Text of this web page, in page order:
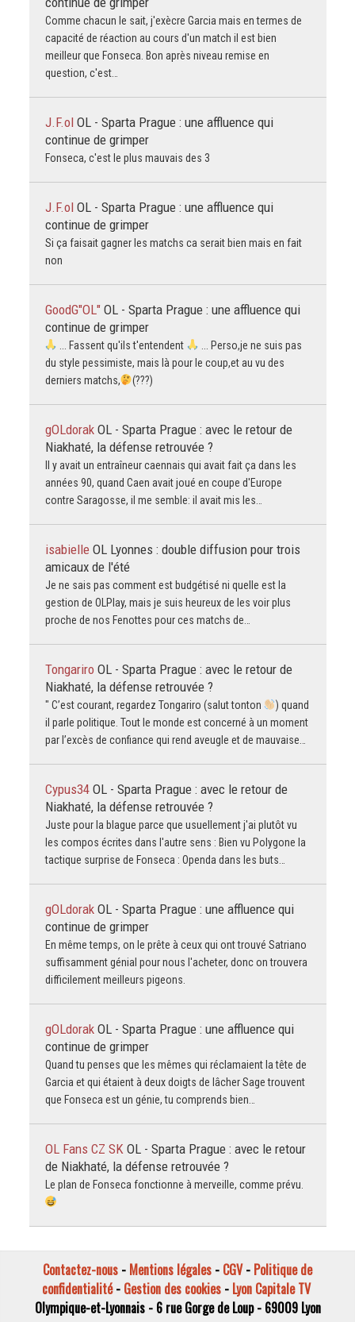
Comme chacun le sait, j'exècre Garcia mais en termes de
capacité de réaction au cours d'un match il est bien
meilleur que Fonseca. Bon après niveau remise en
question, c'est…
J.F.ol OL - Sparta Prague : une affluence qui
continue de grimper
Fonseca, c'est le plus mauvais des 3
J.F.ol OL - Sparta Prague : une affluence qui
continue de grimper
Si ça faisait gagner les matchs ca serait bien mais en fait
non
GoodG"OL" OL - Sparta Prague : une affluence qui
continue de grimper
... Fassent qu'ils t'entendent
... Perso,je ne suis pas
du style pessimiste, mais là pour le coup,et au vu des
derniers matchs,
(???)
gOLdorak OL - Sparta Prague : avec le retour de
Niakhaté, la défense retrouvée ?
Il y avait un entraîneur caennais qui avait fait ça dans les
années 90, quand Caen avait joué en coupe d'Europe
contre Saragosse, il me semble: il avait mis les…
isabielle OL Lyonnes : double diffusion pour trois
amicaux de l'été
Je ne sais pas comment est budgétisé ni quelle est la
gestion de OLPlay, mais je suis heureux de les voir plus
proche de nos Fenottes pour ces matchs de…
Tongariro OL - Sparta Prague : avec le retour de
Niakhaté, la défense retrouvée ?
" C’est courant, regardez Tongariro (salut tonton
) quand
il parle politique. Tout le monde est concerné à un moment
par l’excès de confiance qui rend aveugle et de mauvaise…
Cypus34 OL - Sparta Prague : avec le retour de
Niakhaté, la défense retrouvée ?
Juste pour la blague parce que usuellement j'ai plutôt vu
les compos écrites dans l'autre sens : Bien vu Polygone la
tactique surprise de Fonseca : Openda dans les buts…
gOLdorak OL - Sparta Prague : une affluence qui
continue de grimper
En même temps, on le prête à ceux qui ont trouvé Satriano
suffisamment génial pour nous l'acheter, donc on trouvera
difficilement meilleurs pigeons.
gOLdorak OL - Sparta Prague : une affluence qui
continue de grimper
Quand tu penses que les mêmes qui réclamaient la tête de
Garcia et qui étaient à deux doigts de lâcher Sage trouvent
que Fonseca est un génie, tu comprends bien…
OL Fans CZ SK OL - Sparta Prague : avec le retour
de Niakhaté, la défense retrouvée ?
Le plan de Fonseca fonctionne à merveille, comme prévu.
Contactez-nous - Mentions légales - CGV- Politique de
confidentialité- Gestion des cookies- Lyon Capitale TV
Olympique-et-Lyonnais - 6 rue Gorge de Loup - 69009 Lyon